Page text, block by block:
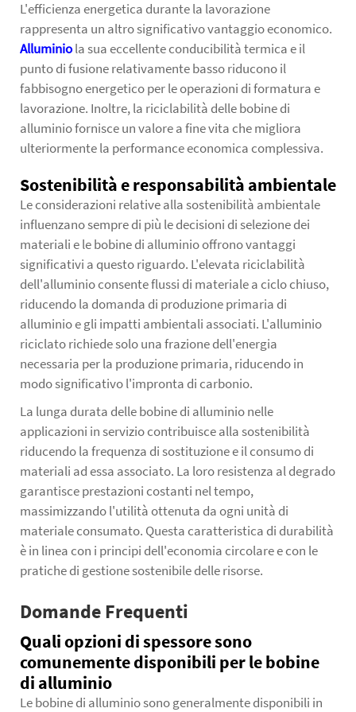
L'efficienza energetica durante la lavorazione
rappresenta un altro significativo vantaggio economico.
Alluminiola sua eccellente conducibilità termica e il
punto di fusione relativamente basso riducono il
fabbisogno energetico per le operazioni di formatura e
lavorazione. Inoltre, la riciclabilità delle bobine di
alluminio fornisce un valore a fine vita che migliora
ulteriormente la performance economica complessiva.
Sostenibilità e responsabilità ambientale
Le considerazioni relative alla sostenibilità ambientale
influenzano sempre di più le decisioni di selezione dei
materiali e le bobine di alluminio offrono vantaggi
significativi a questo riguardo. L'elevata riciclabilità
dell'alluminio consente flussi di materiale a ciclo chiuso,
riducendo la domanda di produzione primaria di
alluminio e gli impatti ambientali associati. L'alluminio
riciclato richiede solo una frazione dell'energia
necessaria per la produzione primaria, riducendo in
modo significativo l'impronta di carbonio.
La lunga durata delle bobine di alluminio nelle
applicazioni in servizio contribuisce alla sostenibilità
riducendo la frequenza di sostituzione e il consumo di
materiali ad essa associato. La loro resistenza al degrado
garantisce prestazioni costanti nel tempo,
massimizzando l'utilità ottenuta da ogni unità di
materiale consumato. Questa caratteristica di durabilità
è in linea con i principi dell'economia circolare e con le
pratiche di gestione sostenibile delle risorse.
Domande Frequenti
Quali opzioni di spessore sono
comunemente disponibili per le bobine
di alluminio
Le bobine di alluminio sono generalmente disponibili in